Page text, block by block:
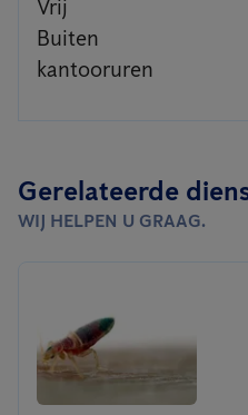
Vrij
Buiten
kantooruren
Gerelateerde
WIJ HELPEN U GRAAG.